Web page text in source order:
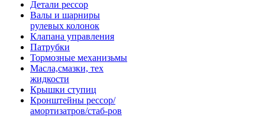
Детали рессор
Валы и шарниры
рулевых колонок
Клапана управления
Патрубки
Тормозные механизьмы
Масла,смазки, тех
жидкости
Крышки ступиц
Кронштейны рессор/
амортизатров/стаб-ров